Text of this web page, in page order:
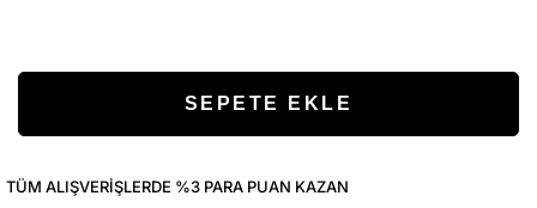
TÜM ALIŞVERIŞLERDE %3 PARA PUAN KAZAN